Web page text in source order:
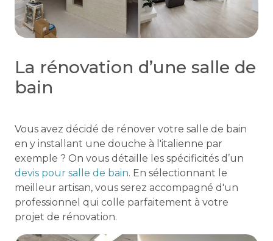
La rénovation d’une salle de
bain
Vous avez décidé de rénover votre salle de bain
en y installant une douche à l'italienne par
exemple ? On vous détaille les spécificités d’un
devis pour salle de bain. En sélectionnant le
meilleur artisan, vous serez accompagné d'un
professionnel qui colle parfaitement à votre
projet de rénovation.